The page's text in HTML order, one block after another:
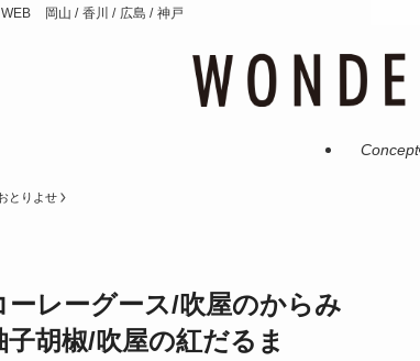
岡山 / 香川 / 広島 / 神戸
Concept
とりよせ
ーレーグース/吹屋のからみ
子胡椒/吹屋の紅だるま